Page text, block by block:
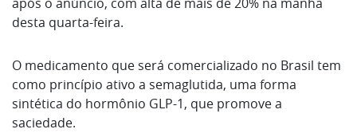
após o anúncio, com alta de mais de 20% na manhã
desta quarta-feira.
O medicamento que será comercializado no Brasil tem
como princípio ativo a semaglutida, uma forma
sintética do hormônio GLP-1, que promove a
saciedade.